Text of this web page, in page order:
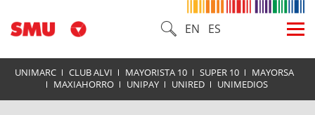
UNIMARC CLUB ALVI MAYORISTA 10 SUPER 10
MAYORSA
MAXIAHORRO
UNIPAY UNIRED UNIMEDIOS
EN ES